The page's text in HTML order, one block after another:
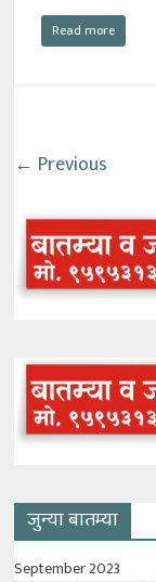
Read more
← Previous
जुन्या बातम्या
September 2023